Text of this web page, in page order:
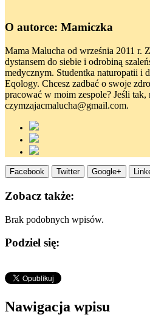
O autorce: Mamiczka
Mama Malucha od września 2011 r.
dystansem do siebie i odrobiną
medycznym. Studentka naturopatii i
Eqology. Chcesz zadbać o swoje
pracować w moim zespole? Jeśli tak,
czymzajacmalucha@gmail.com.
Facebook Twitter Google+
Zobacz także:
Brak podobnych wpisów.
Podziel się:
Nawigacja wpisu